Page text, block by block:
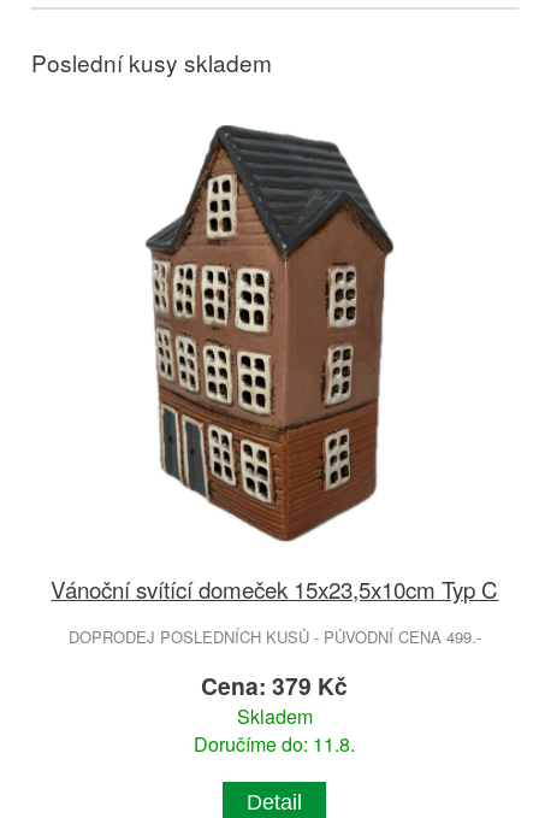
Poslední kusy skladem
Vánoční svítící domeček 15x23,5x10cm Typ C
DOPRODEJ POSLEDNÍCH KUSŮ - PŮVODNÍ CENA 499.-
Cena: 379 Kč
Skladem
Doručíme do: 11.8.
Detail